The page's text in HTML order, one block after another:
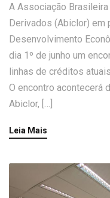
A Associação
Derivados (Abiclor) em
Desenvolvimento
dia 1º de junho um
linhas de créditos
O encontro acontecerá
Abiclor, […]
Leia Mais